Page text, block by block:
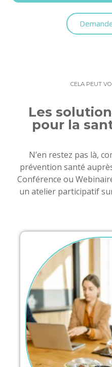
CELA PEUT
Les
pour la
N’en restez pas là,
prévention santé
Conférence ou
un atelier participatif